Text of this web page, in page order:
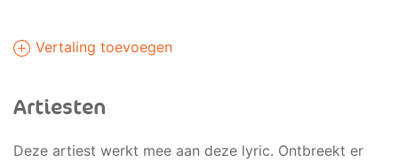
Vertaling toevoegen
Artiesten
Deze artiest werkt mee aan deze lyric. Ontbreekt er